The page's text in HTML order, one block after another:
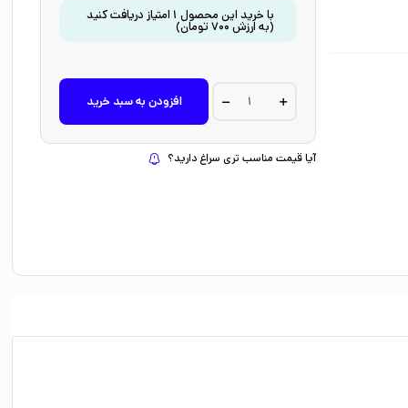
با خرید این محصول 1 امتیاز دریافت کنید
(به ارزش 700 تومان)
کتاب
کلیکر
5
فریبا
quantity
افزودن به سبد خرید
آیا قیمت مناسب تری سراغ دارید؟